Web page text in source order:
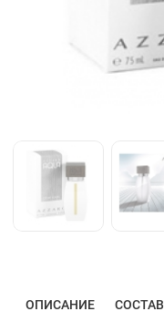
ОПИСАНИЕ СОСТАВ